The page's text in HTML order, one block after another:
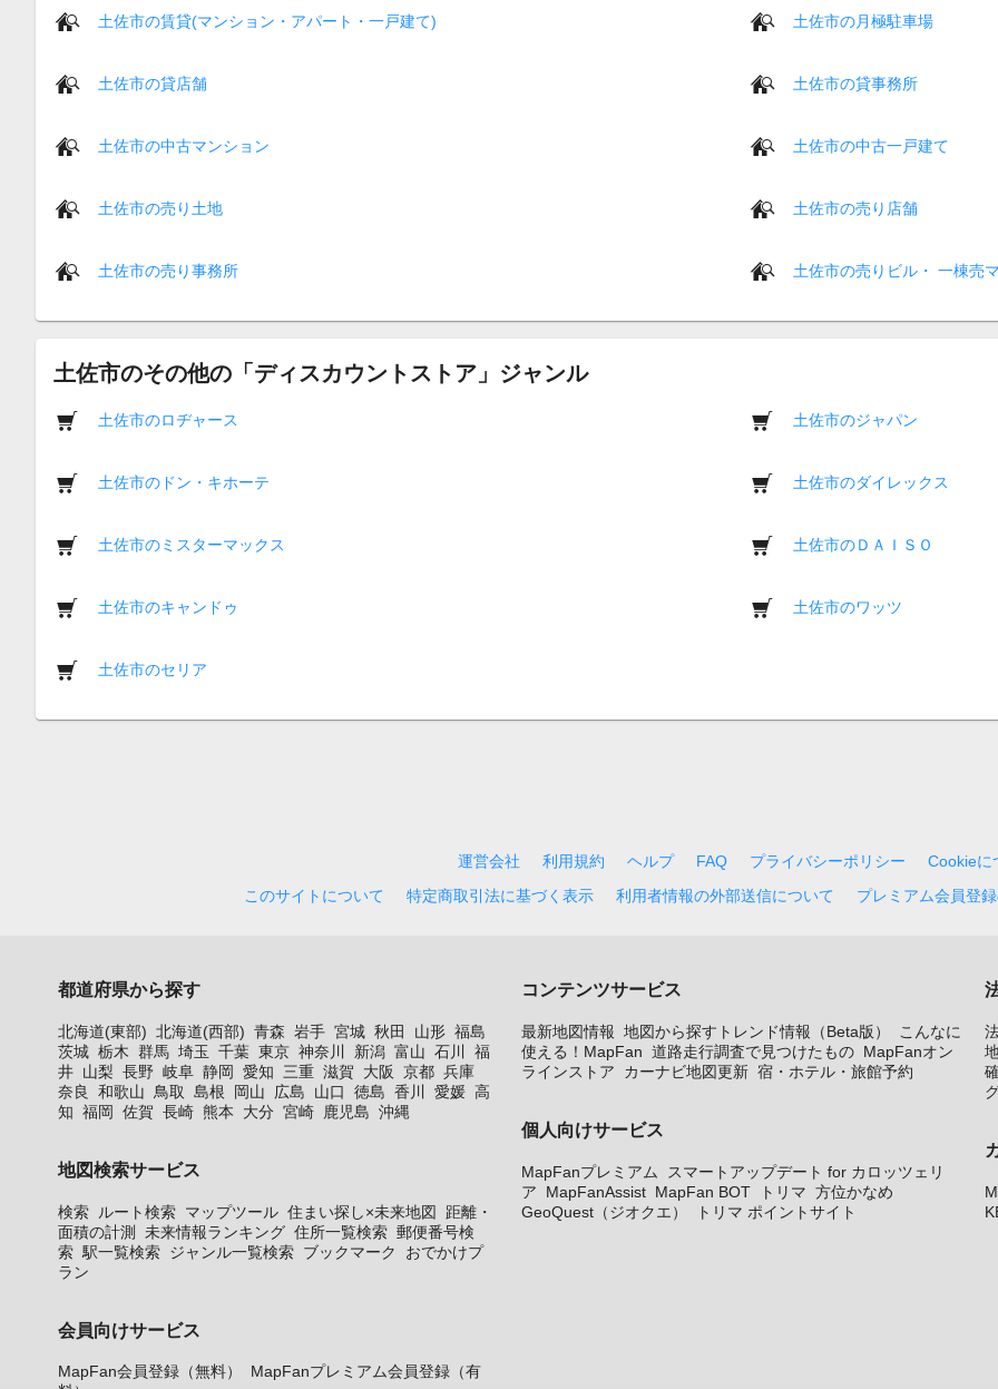
土佐市の賃貸(マンション・アパート・一戸建て) 土佐市の月極駐車場
土佐市の貸店舗 土佐市の貸事務所
土佐市の中古マンション 土佐市の中古一戸建て
土佐市の売り土地 土佐市の売り店舗
土佐市の売り事務所 土佐市の売りビル・ 一棟売
土佐市のその他の「ディスカウントストア」ジャンル
土佐市のロヂャース 土佐市のジャパン
土佐市のドン・キホーテ 土佐市のダイレックス
土佐市のミスターマックス 土佐市のＤＡＩＳＯ
土佐市のキャンドゥ 土佐市のワッツ
土佐市のセリア
運営会社 利用規約 ヘルプ FAQ プライバシーポリシー
Cookieに
このサイトについて
特定商取引法に基づく表示 利用者情報の外部送信について プレミアム会員登
都道府県から探す
北海道(東部) 北海道(西部) 青森 岩手 宮城 秋田 山形 福島
茨城 栃木 群馬 埼玉 千葉 東京 神奈川 新潟 富山 石川
福
井 山梨 長野 岐阜 静岡 愛知 三重 滋賀 大阪 京都 兵庫
奈良
和歌山 鳥取 島根 岡山 広島 山口 徳島 香川 愛媛 高
知 福岡 佐賀 長崎 熊本 大分 宮崎 鹿児島 沖縄
地図検索サービス
検索 ルート検索 マップツール 住まい探し×未来地図
距離・
面積の計測 未来情報ランキング 住所一覧検索 郵便番号検
索 駅一覧検索 ジャンル一覧検索 ブックマーク
おでかけプ
ラン
会員向けサービス
MapFan会員登録（無料）
MapFanプレミアム会員登録（有
コンテンツサービス
最新地図情報 地図から探すトレンド情報（Beta版）
こんなに
使える！MapFan 道路走行調査で見つけたもの MapFanオン
ラインストア
カーナビ地図更新 宿・ホテル・旅館予約
個人向けサービス
MapFanプレミアム
スマートアップデート for カロッツェリ
ア
MapFanAssist MapFan BOT トリマ 方位かなめ
GeoQuest（ジオクエ）
トリマ ポイントサイト